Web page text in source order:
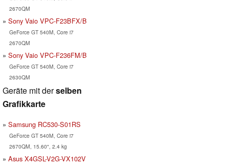
2670QM
Sony Vaio VPC-F23BFX/B
GeForce GT 540M, Core i7
2670QM
Sony Vaio VPC-F236FM/B
GeForce GT 540M, Core i7
2630QM
Geräte mit derselben
Grafikkarte
Samsung RC530-S01RS
GeForce GT 540M, Core i7
2670QM, 15.60", 2.4 kg
Asus X4GSL-V2G-VX102V